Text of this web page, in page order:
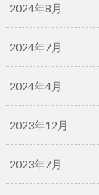
2024年8月
2024年7月
2024年4月
2023年12月
2023年7月